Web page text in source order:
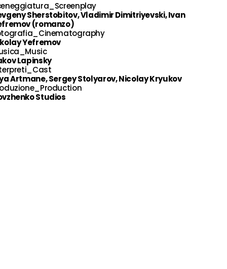
Sherstobitov, Vladimir Dimitriyevski, Ivan
(romanzo)
Yefremov
Lapinsky
Artmane, Sergey Stolyarov, Nicolay Kryukov
Studios